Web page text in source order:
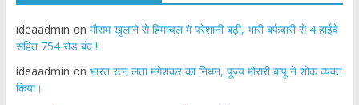
ideaadmin on मौसम खुलाने से हिमाचल मे परेशानी बढ़ी, भारी बर्फबारी से 4 हाईवे
सहित 754 रोड बंद !
ideaadmin on भारत रत्न लता मंगेशकर का निधन, पूज्य मोरारी बापू ने शोक व्यक्त
किया।